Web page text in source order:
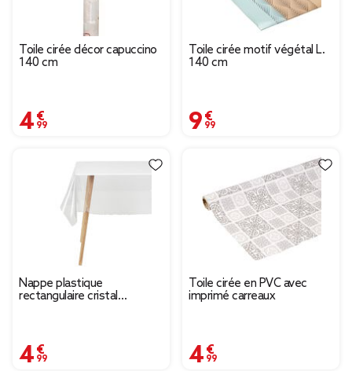
Toile cirée décor capuccino
140 cm
4,99 €
Toile cirée motif végétal L.
140 cm
9,99 €
Nappe plastique
rectangulaire cristal
4,99 €
Toile cirée en PVC avec
imprimé carreaux
4,99 €